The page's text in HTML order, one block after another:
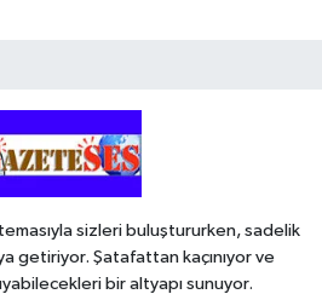
sizleri buluştururken, sadelik
getiriyor. Şatafattan kaçınıyor ve
bir altyapı sunuyor.